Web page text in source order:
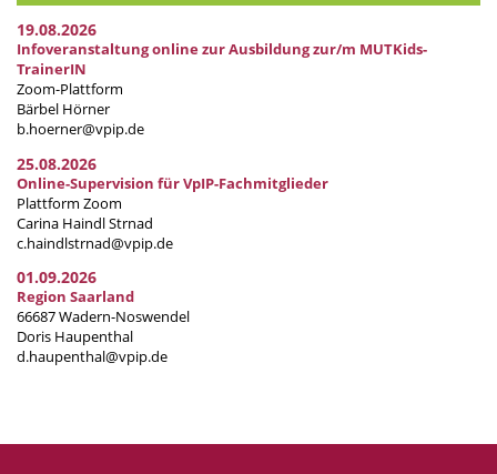
19.08.2026
Infoveranstaltung online zur Ausbildung zur/m MUTKids-
TrainerIN
Zoom-Plattform
Bärbel Hörner
b.hoerner@vpip.de
25.08.2026
Online-Supervision für VpIP-Fachmitglieder
Plattform Zoom
Carina Haindl Strnad
c.haindlstrnad@vpip.de
01.09.2026
Region Saarland
66687 Wadern-Noswendel
Doris Haupenthal
d.haupenthal@vpip.de